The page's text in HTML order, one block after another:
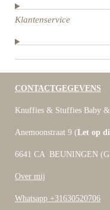
Klantenservice
CONTACTGEGEVENS
Knuffies & Stuffies Baby
Anemoonstraat 9 (Let op
6641 CA BEUNINGEN
Over mij
Whatsapp +31630520706